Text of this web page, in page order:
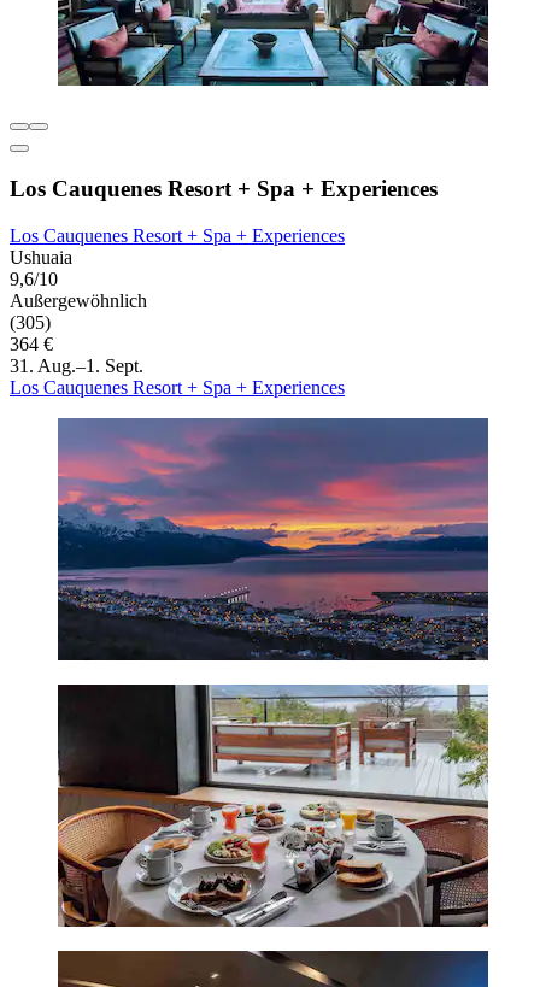
Los Cauquenes Resort + Spa + Experiences
Los Cauquenes Resort + Spa + Experiences
Ushuaia
9,6/10
Außergewöhnlich
(305)
364 €
31. Aug.–1. Sept.
Los Cauquenes Resort + Spa + Experiences